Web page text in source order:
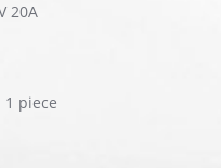
20A
piece